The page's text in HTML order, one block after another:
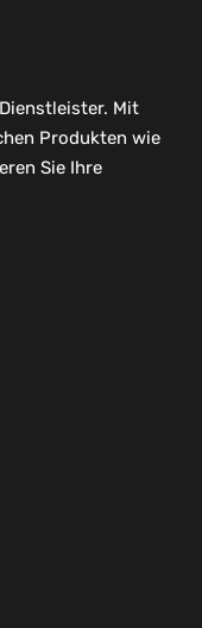
Mit
Produkten wie
Sie Ihre